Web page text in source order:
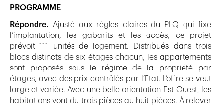
PROGRAMME
Répondre. Ajusté aux règles claires du PLQ qui fixe
l’implantation, les gabarits et les accès, ce projet
prévoit 111 unités de logement. Distribués dans trois
blocs distincts de six étages chacun, les appartements
sont proposés sous le régime de la propriété par
étages, avec des prix contrôlés par l’Etat. L’offre se veut
large et variée. Avec une belle orientation Est-Ouest, les
habitations vont du trois pièces au huit pièces. À relever